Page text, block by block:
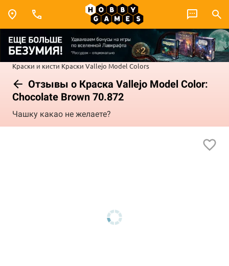
Краски и кисти Краски Vallejo Model Colors
Отзывы о Краска Vallejo Model Color:
Chocolate Brown 70.872
Чашку какао не желаете?